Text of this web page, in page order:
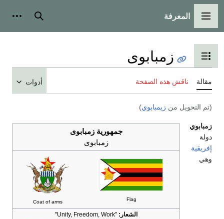
القائمة الرئيسية
المعرفة بحث
تبديل عرض جدول المحتويات
زمبابوى
مقالة ناقش هذه الصفحة أدوات
(تم التحويل من زيمبابوي)
جمهورية زمبابوى
زمبابوى
Flag
Coat of arms
الشعار:"Unity, Freedom, Work"
زمبابوي
دولة
إفريقية
وهي